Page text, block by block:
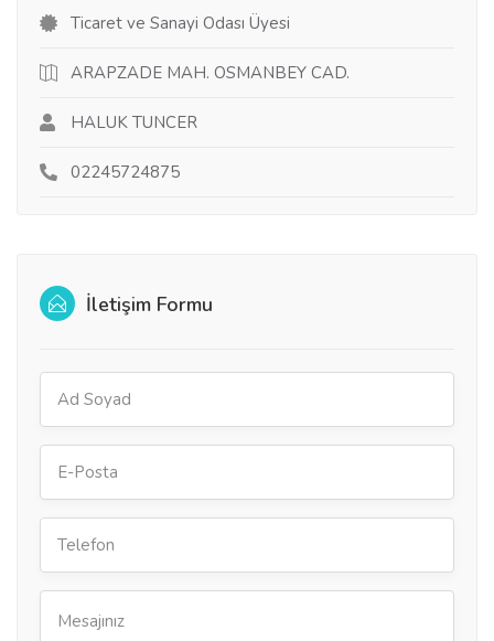
Ticaret ve Sanayi Odası Üyesi
ARAPZADE MAH. OSMANBEY CAD.
HALUK TUNCER
02245724875
İletişim Formu